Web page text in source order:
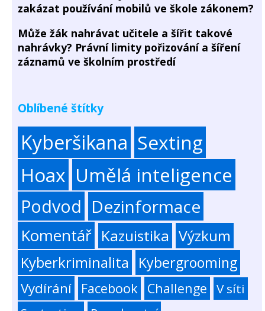
zakázat používání mobilů ve škole zákonem?
Může žák nahrávat učitele a šířit takové
nahrávky? Právní limity pořizování a šíření
záznamů ve školním prostředí
Oblíbené štítky
Kyberšikana Sexting
Hoax Umělá inteligence
Podvod Dezinformace
Komentář Kazuistika Výzkum
Kyberkriminalita Kybergrooming
Vydírání Facebook Challenge
V síti